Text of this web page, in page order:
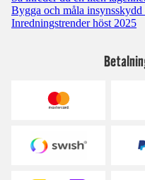
Bygga och måla insynsskydd
Inredningstrender höst 2025